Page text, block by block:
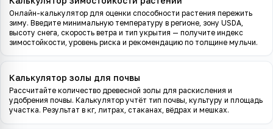
Онлайн-калькулятор для оценки способности растения пережить
зиму. Введите минимальную температуру в регионе, зону USDA,
высоту снега, скорость ветра и тип укрытия — получите индекс
зимостойкости, уровень риска и рекомендацию по толщине мульчи.
Калькулятор золы для почвы
Рассчитайте количество древесной золы для раскисления и
удобрения почвы. Калькулятор учтёт тип почвы, культуру и площадь
участка. Результат в кг, литрах, стаканах, вёдрах и мешках.